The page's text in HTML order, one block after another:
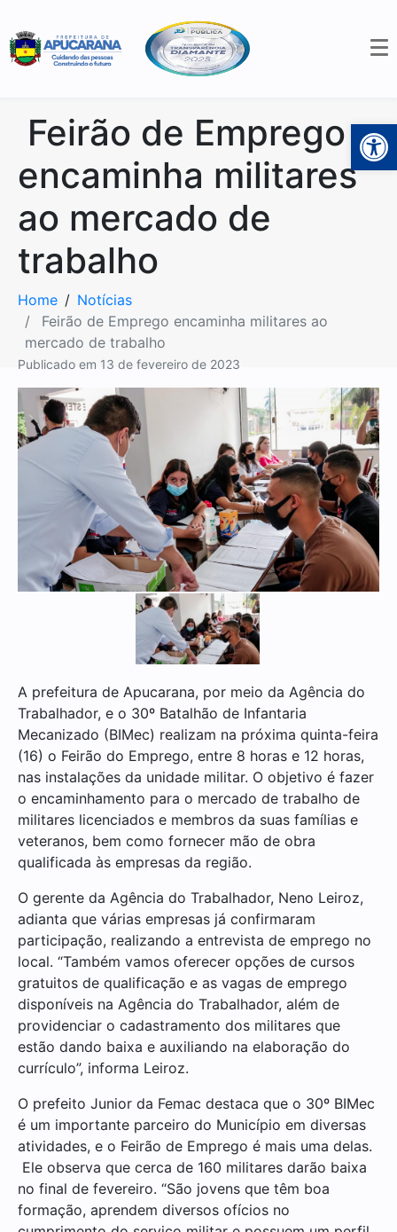
Feirão de Emprego
encaminha militares
ao mercado de
trabalho
Home
Notícias
Feirão de Emprego encaminha militares ao
mercado de trabalho
Publicado em 13 de fevereiro de 2023
A prefeitura de Apucarana, por meio da Agência do
Trabalhador, e o 30º Batalhão de Infantaria
Mecanizado (BIMec) realizam na próxima quinta-feira
(16) o Feirão do Emprego, entre 8 horas e 12 horas,
nas instalações da unidade militar. O objetivo é fazer
o encaminhamento para o mercado de trabalho de
militares licenciados e membros da suas famílias e
veteranos, bem como fornecer mão de obra
qualificada às empresas da região.
O gerente da Agência do Trabalhador, Neno Leiroz,
adianta que várias empresas já confirmaram
participação, realizando a entrevista de emprego no
local. “Também vamos oferecer opções de cursos
gratuitos de qualificação e as vagas de emprego
disponíveis na Agência do Trabalhador, além de
providenciar o cadastramento dos militares que
estão dando baixa e auxiliando na elaboração do
currículo”, informa Leiroz.
O prefeito Junior da Femac destaca que o 30º BIMec
é um importante parceiro do Município em diversas
atividades, e o Feirão de Emprego é mais uma delas.
Ele observa que cerca de 160 militares darão baixa
no final de fevereiro. “São jovens que têm boa
formação, aprendem diversos ofícios no